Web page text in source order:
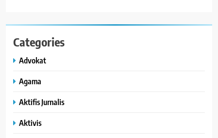
Categories
Advokat
Agama
Aktifis Jurnalis
Aktivis